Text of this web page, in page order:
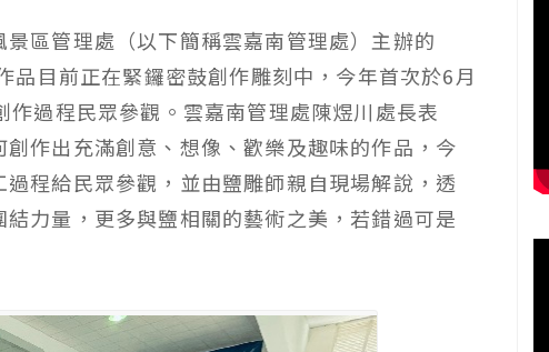
區管理處（以下簡稱雲嘉南管理處）主辦的
品目前正在緊鑼密鼓創作雕刻中，今年首次於6月
過程民眾參觀。雲嘉南管理處陳煜川處長表
作出充滿創意、想像、歡樂及趣味的作品，今
程給民眾參觀，並由鹽雕師親自現場解說，透
力量，更多與鹽相關的藝術之美，若錯過可是